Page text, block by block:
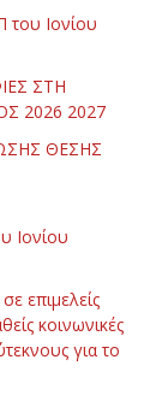
Ιονίου
ΣΤΗ
2026 2027
ΘΕΣΗΣ
Ιονίου
επιμελείς
κοινωνικές
για το